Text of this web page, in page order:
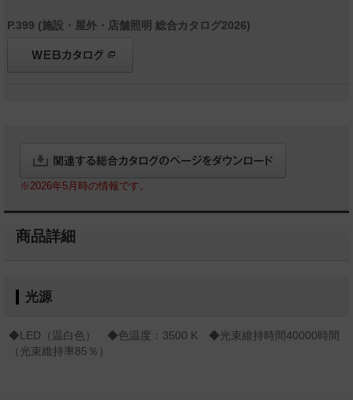
P.399 (施設・屋外・店舗照明 総合カタログ2026)
※2026年5月時の情報です。
商品詳細
光源
◆LED（温白色） ◆色温度：3500 K ◆光束維持時間40000時間
（光束維持率85％）